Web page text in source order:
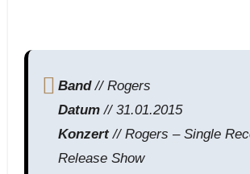
Band// Rogers
Datum// 31.01.2015
Konzert// Rogers – Single
Release Show